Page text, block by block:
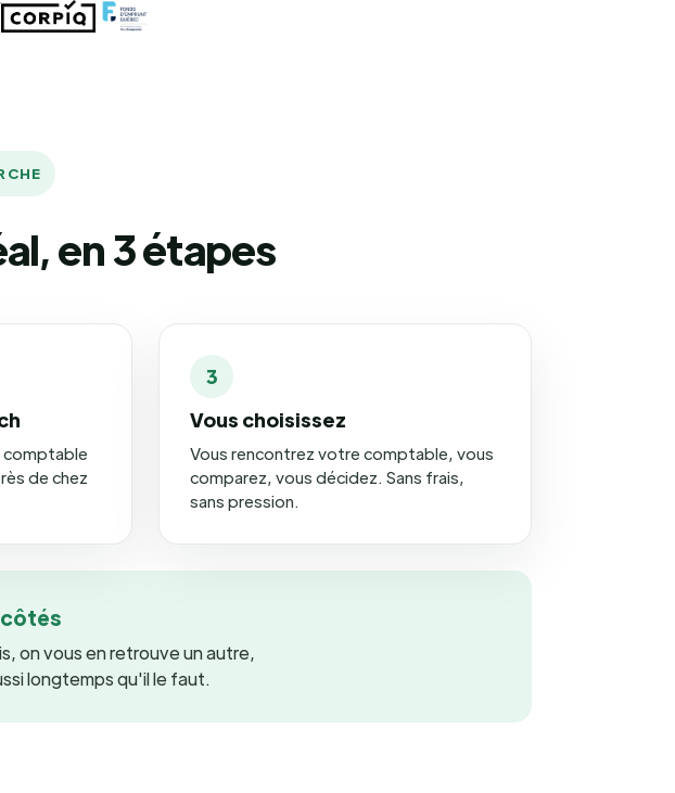
en 3 étapes
comptable
de chez
3
Vous choisissez
Vous rencontrez votre comptable, vous
comparez, vous décidez. Sans frais,
sans pression.
côtés
on vous en retrouve un autre,
longtemps qu'il le faut.